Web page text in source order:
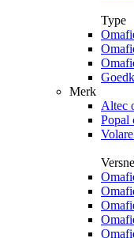
Type
Merk
Altec
Popal